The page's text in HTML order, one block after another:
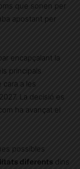
que sonen per
apostant per
encapçalant la
principals
a les
La decisió es
com ha avançat el
possibles
diferents dins